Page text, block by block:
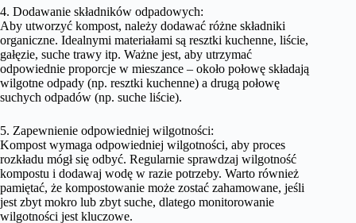
4. Dodawanie składników odpadowych:
Aby utworzyć kompost, należy dodawać różne składniki
organiczne. Idealnymi materiałami są resztki kuchenne, liście,
gałęzie, suche trawy itp. Ważne jest, aby utrzymać
odpowiednie proporcje w mieszance – około połowę składają
wilgotne odpady (np. resztki kuchenne) a drugą połowę
suchych odpadów (np. suche liście).
5. Zapewnienie odpowiedniej wilgotności:
Kompost wymaga odpowiedniej wilgotności, aby proces
rozkładu mógł się odbyć. Regularnie sprawdzaj wilgotność
kompostu i dodawaj wodę w razie potrzeby. Warto również
pamiętać, że kompostowanie może zostać zahamowane, jeśli
jest zbyt mokro lub zbyt suche, dlatego monitorowanie
wilgotności jest kluczowe.